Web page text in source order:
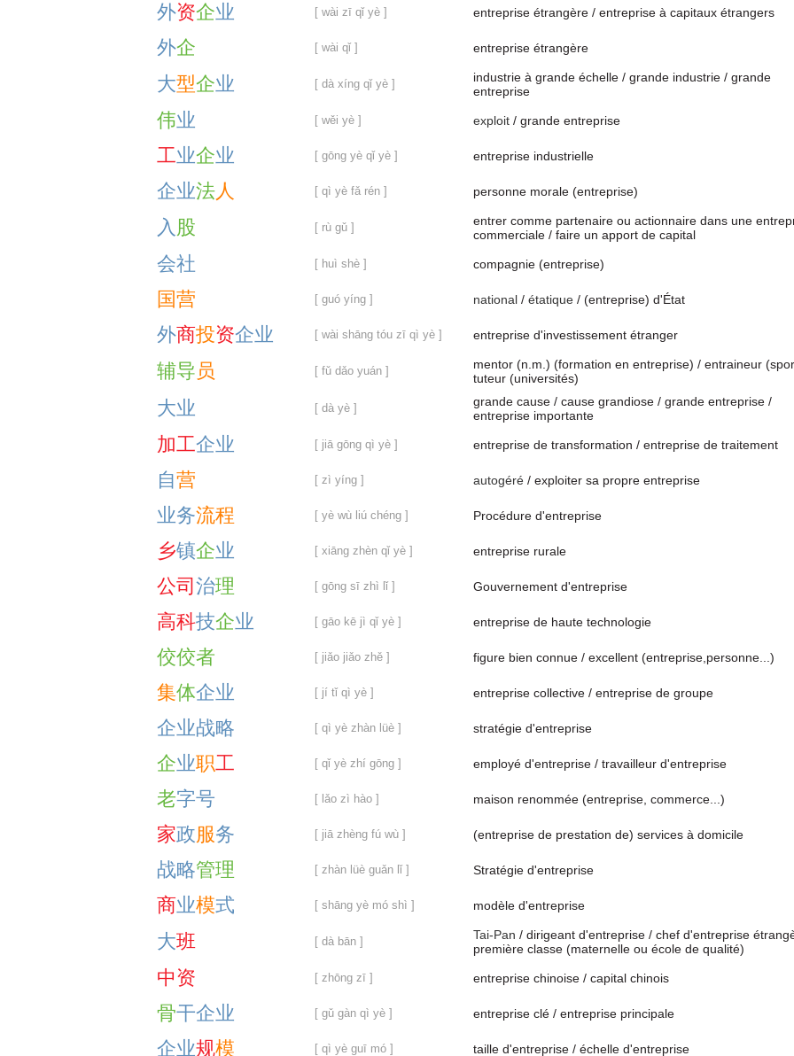
外资企业 [ wài zī qǐ yè ] entreprise étrangère / entreprise à capitaux étrangers
外企 [ wài qǐ ] entreprise étrangère
大型企业 [ dà xíng qǐ yè ]
industrie à grande échelle / grande industrie / grande
entreprise
伟业 [ wěi yè ] exploit / grande entreprise
工业企业 [ gōng yè qǐ yè ] entreprise industrielle
企业法人 [ qì yè fǎ rén ] personne morale (entreprise)
入 股 [ rù gǔ ]
entrer comme partenaire ou actionnaire dans une
commerciale / faire un apport de capital
会社 [ huì shè ] compagnie (entreprise)
国营 [ guó yíng ] national / étatique / (entreprise) d'État
外商投资企业 [ wài shāng tóu zī qì yè ] entreprise d'investissement étranger
辅导 员 [ fǔ dǎo yuán ]
mentor (n.m.) (formation en entreprise) / entraineur
tuteur (universités)
大业 [ dà yè ]
grande cause / cause grandiose / grande entreprise /
entreprise importante
加工企业 [ jiā gōng qì yè ] entreprise de transformation / entreprise de traitement
自营 [ zì yíng ] autogéré / exploiter sa propre entreprise
业务流程 [ yè wù liú chéng ] Procédure d'entreprise
乡镇企业 [ xiāng zhèn qǐ yè ] entreprise rurale
公司 治理 [ gōng sī zhì lǐ ] Gouvernement d'entreprise
高科技企业 [ gāo kē jì qǐ yè ] entreprise de haute technologie
佼佼者 [ jiǎo jiǎo zhě ] figure bien connue / excellent (entreprise,personne...)
集体企业 [ jí tǐ qì yè ] entreprise collective / entreprise de groupe
企业战略 [ qì yè zhàn lüè ] stratégie d'entreprise
企业职工 [ qǐ yè zhí gōng ] employé d'entreprise / travailleur d'entreprise
老字号 [ lǎo zì hào ] maison renommée (entreprise, commerce...)
家政服务 [ jiā zhèng fú wù ] (entreprise de prestation de) services à domicile
战略管理 [ zhàn lüè guǎn lǐ ] Stratégie d'entreprise
商业模式 [ shāng yè mó shì ] modèle d'entreprise
大班 [ dà bān ] Tai-Pan / dirigeant d'entreprise / chef d'entreprise
première classe (maternelle ou école de qualité)
中资 [ zhōng zī ] entreprise chinoise / capital chinois
骨干企业 [ gǔ gàn qì yè ] entreprise clé / entreprise principale
企业规模 [ qì yè guī mó ] taille d'entreprise / échelle d'entreprise